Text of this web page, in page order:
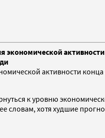
экономической
активности
к уровню
словам, хотя худшие